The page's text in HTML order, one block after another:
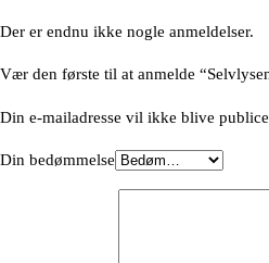
Der er endnu ikke nogle anmeldelser.
Vær den første til at anmelde
Din e-mailadresse vil ikke blive
Din bedømmelse